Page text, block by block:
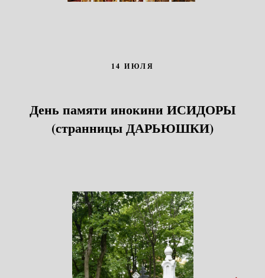
14 ИЮЛЯ
День памяти инокини ИСИДОРЫ
(странницы ДАРЬЮШКИ)